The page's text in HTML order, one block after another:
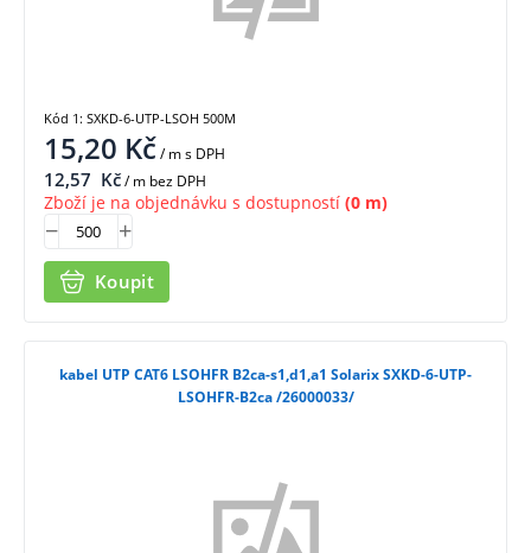
15,20 Kč/ ms DPH
12,57 Kč/ m bez DPH
Zboží je na objednávku s dostupností (0 m)
Koupit
Kód 1: SXKD-6-UTP-LSOH 500M
kabel UTP CAT6 LSOHFR B2ca-s1,d1,a1 Solarix SXKD-6-UTP-
LSOHFR-B2ca /26000033/